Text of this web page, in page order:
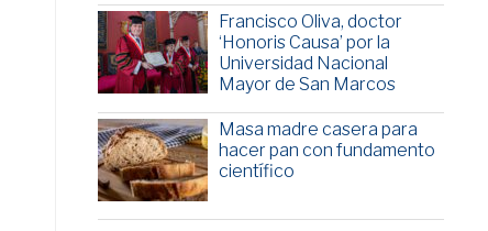
Francisco Oliva, doctor
‘Honoris Causa’ por la
Universidad Nacional
Mayor de San Marcos
Masa madre casera para
hacer pan con fundamento
científico